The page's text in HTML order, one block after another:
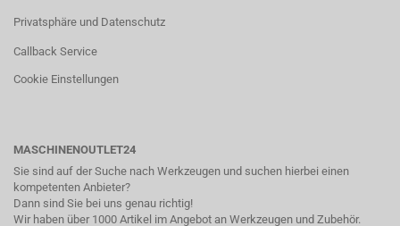
Privatsphäre und Datenschutz
Callback Service
Cookie Einstellungen
MASCHINENOUTLET24
Sie sind auf der Suche nach Werkzeugen und suchen hierbei einen
kompetenten Anbieter?
Dann sind Sie bei uns genau richtig!
Wir haben über 1000 Artikel im Angebot an Werkzeugen und Zubehör.